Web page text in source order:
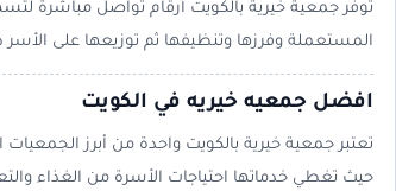
توفر جمعية خيرية بالكويت أرقام تواصل مباشرة
المستعملة وفرزها وتنظيفها ثم توزيعها على
افضل جمعيه خيريه في الكويت
تعتبر جمعية خيرية بالكويت واحدة من أبرز
حيث تغطي خدماتها احتياجات الأسرة من الغذاء